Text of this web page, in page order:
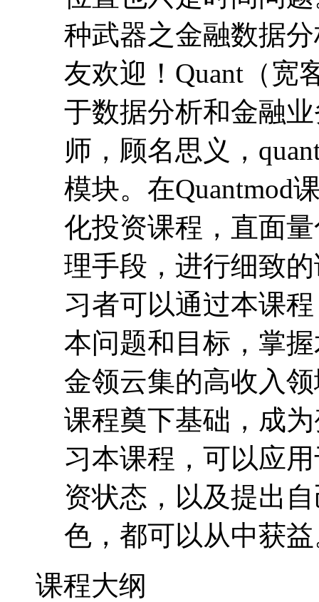
种武器之金融数据
友欢迎！Quant（宽
于数据分析和金融
师，顾名思义，
模块。在Quantmod
化投资课程，直面
理手段，进行细致
习者可以通过本课
本问题和目标，掌
金领云集的高收入
课程奠下基础，成
习本课程，可以应
资状态，以及提出
色，都可以从中获
课程大纲